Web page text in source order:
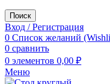
Поиск
Вход / Регистрация
0 Список желаний
0 сравнить
0 элементов 0,00 ₽
Меню